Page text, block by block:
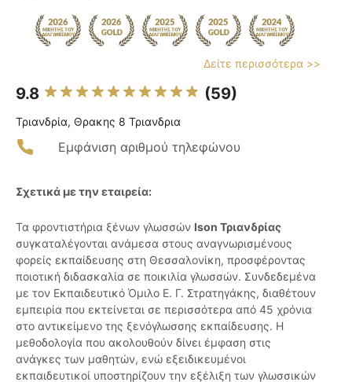
Δείτε περισσότερα >>
9.8 (59)
Τριανδρία, Θρακης 8 Τριανδρια
Εμφάνιση αριθμού τηλεφώνου
Σχετικά με την εταιρεία:
Τα φροντιστήρια ξένων γλωσσών Ison Τριανδρίας
συγκαταλέγονται ανάμεσα στους αναγνωρισμένους
φορείς εκπαίδευσης στη Θεσσαλονίκη, προσφέροντας
ποιοτική διδασκαλία σε ποικιλία γλωσσών. Συνδεδεμένα
με τον Εκπαιδευτικό Όμιλο Ε. Γ. Στρατηγάκης, διαθέτουν
εμπειρία που εκτείνεται σε περισσότερα από 45 χρόνια
στο αντικείμενο της ξενόγλωσσης εκπαίδευσης. Η
μεθοδολογία που ακολουθούν δίνει έμφαση στις
ανάγκες των μαθητών, ενώ εξειδικευμένοι
εκπαιδευτικοί υποστηρίζουν την εξέλιξη των γλωσσικών